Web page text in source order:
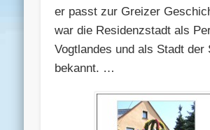
er passt zur Greizer
war die Residenzstadt als
Vogtlandes und als Stadt der
bekannt. …